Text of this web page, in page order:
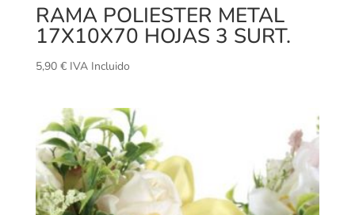
RAMA POLIESTER METAL
17X10X70 HOJAS 3 SURT.
5,90 € IVA Incluido